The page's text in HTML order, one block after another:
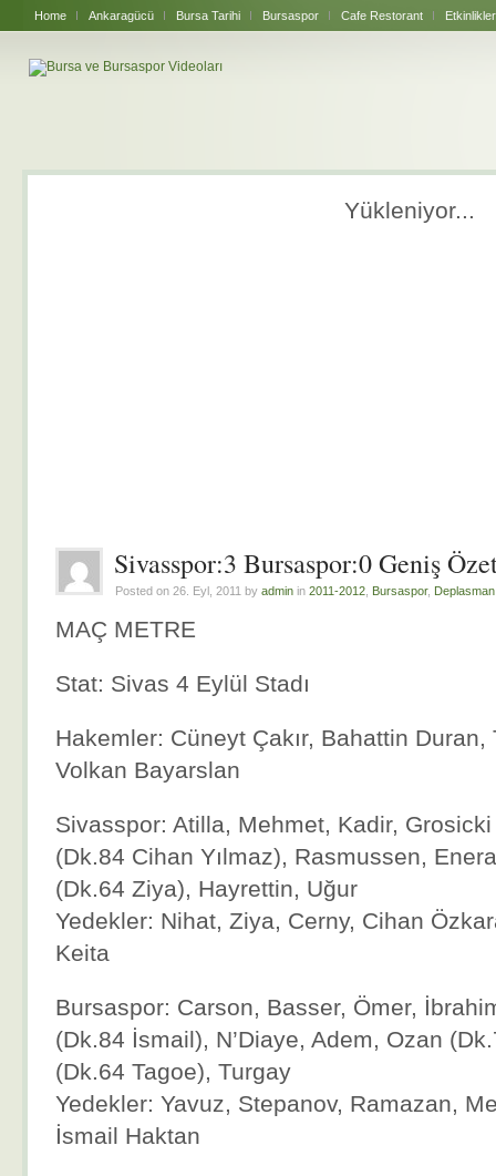
Home Ankaragücü Bursa Tarihi Bursaspor Cafe Restorant Etkinlikler
Yükleniyor...
Sivasspor:3 Bursaspor:0 Geniş
Posted on 26. Eyl, 2011 by admin in 2011-2012 Bursaspor,
MAÇ METRE
Stat: Sivas 4 Eylül Stadı
Hakemler: Cüneyt Çakır, Bahattin Duran,
Volkan Bayarslan
Sivasspor: Atilla, Mehmet, Kadir,
(Dk.84 Cihan Yılmaz), Rasmussen,
(Dk.64 Ziya), Hayrettin, Uğur
Yedekler: Nihat, Ziya, Cerny, Cihan
Keita
Bursaspor: Carson, Basser, Ömer,
(Dk.84 İsmail), N’Diaye, Adem, Ozan
(Dk.64 Tagoe), Turgay
Yedekler: Yavuz, Stepanov, Ramazan,
İsmail Haktan